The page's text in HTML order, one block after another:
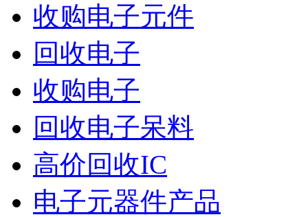
收购电子元件
回收电子
收购电子
回收电子呆料
高价回收IC
电子元器件产品